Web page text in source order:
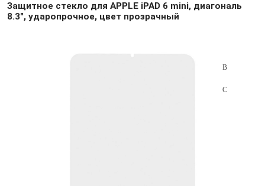
Защитное стекло для APPLE iPAD 6 mini, диагональ
8.3", ударопрочное, цвет прозрачный